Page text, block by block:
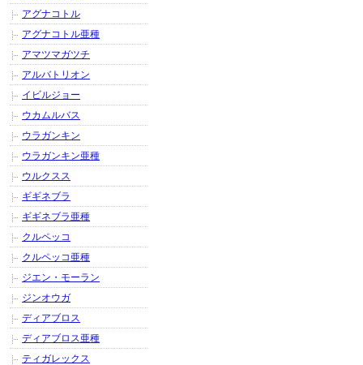
アグナコトル
アグナコトル亜種
アマツマガツチ
アルバトリオン
イビルジョー
ウカムルバス
ウラガンキン
ウラガンキン亜種
ウルクスス
ギギネブラ
ギギネブラ亜種
クルペッコ
クルペッコ亜種
ジエン・モーラン
ジンオウガ
ディアブロス
ディアブロス亜種
ティガレックス